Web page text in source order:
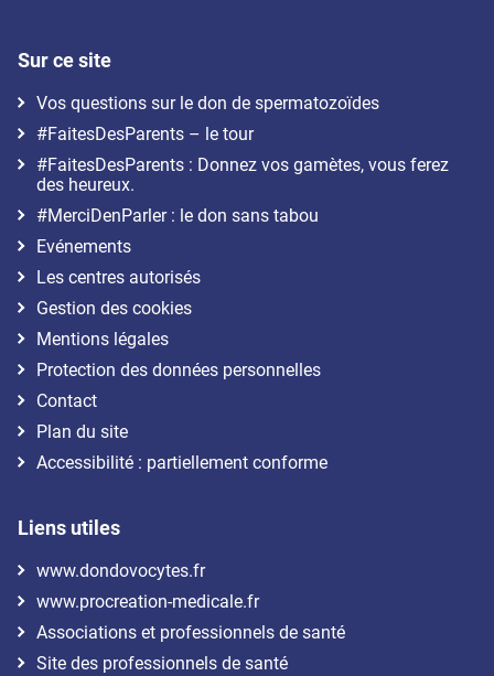
Sur ce site
Vos questions sur le don de spermatozoïdes
#FaitesDesParents – le tour
#FaitesDesParents : Donnez vos gamètes, vous ferez
des heureux.
#MerciDenParler : le don sans tabou
Evénements
Les centres autorisés
Gestion des cookies
Mentions légales
Protection des données personnelles
Contact
Plan du site
Accessibilité : partiellement conforme
Liens utiles
www.dondovocytes.fr
www.procreation-medicale.fr
Associations et professionnels de santé
Site des professionnels de santé